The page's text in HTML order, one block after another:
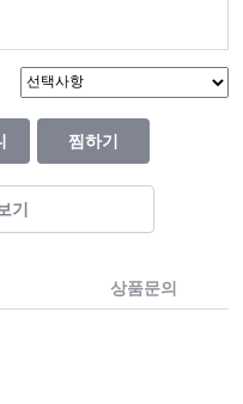
찜하기
기
상품문의